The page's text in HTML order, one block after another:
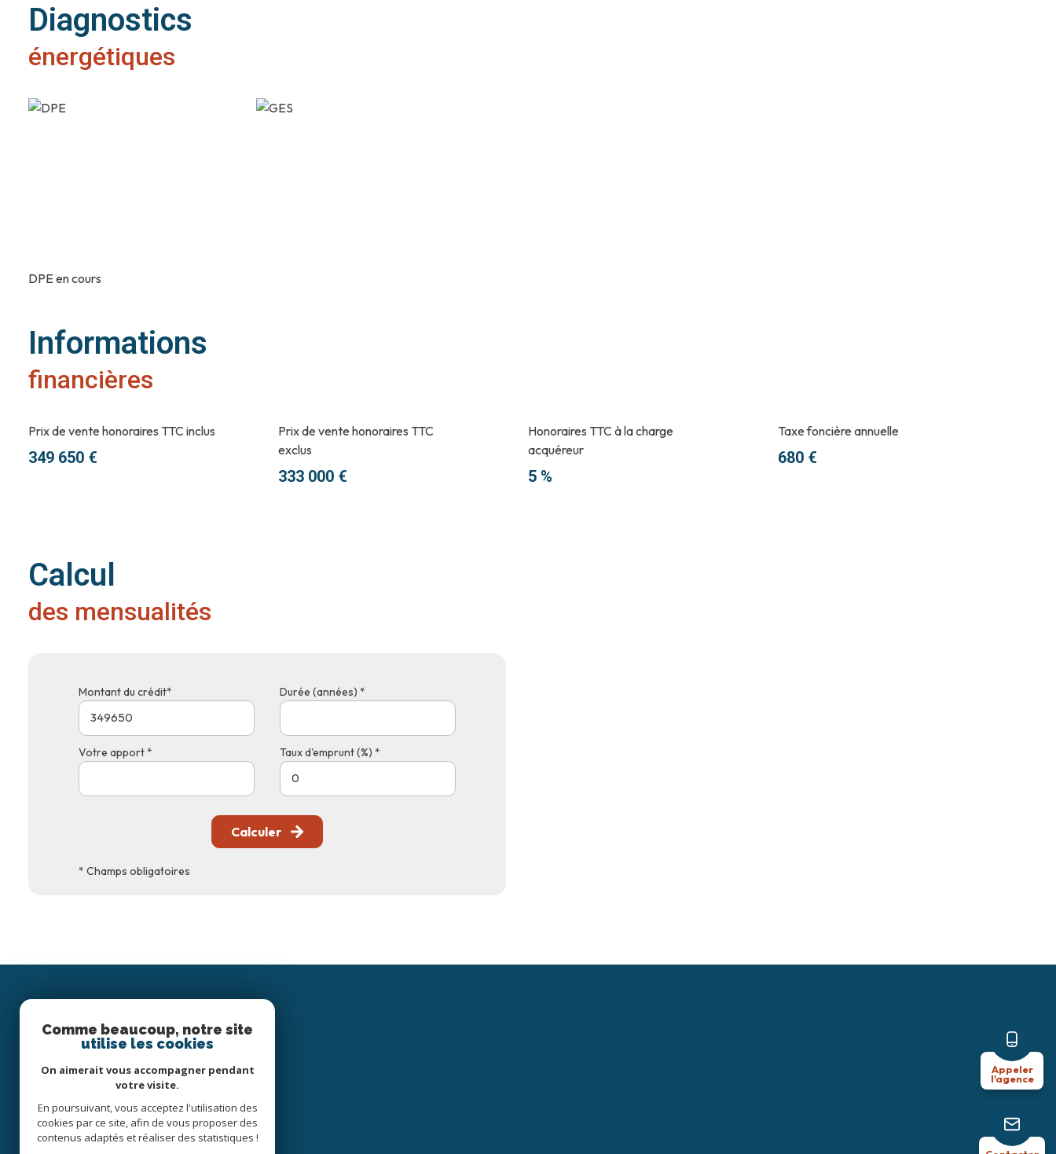
Appeler
l'agence
Diagnostics
énergétiques
DPE en cours
Informations
financières
Prix de vente honoraires TTC inclus
349 650 €
Prix de vente honoraires TTC
exclus
333 000 €
Honoraires TTC à la charge
acquéreur
5 %
Taxe foncière annuelle
680 €
Calcul
des mensualités
Montant du crédit* Durée (années) *
Votre apport * Taux d'emprunt (%) *
Calculer
* Champs obligatoires
Comme beaucoup, notre site
utilise les cookies
On aimerait vous accompagner pendant
votre visite.
En poursuivant, vous acceptez l'utilisation des
cookies par ce site, afin de vous proposer des
contenus adaptés et réaliser des statistiques !